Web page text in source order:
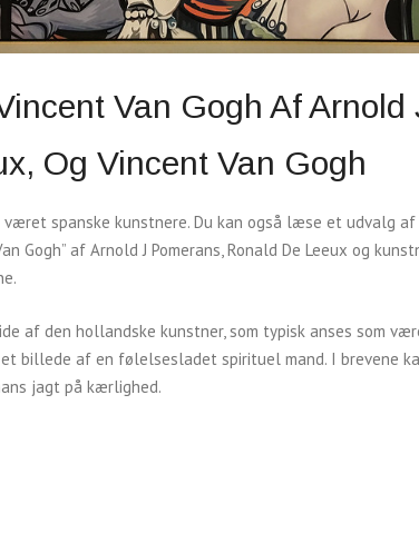
Van Gogh Af Arnold
Og Vincent Van Gogh
været spanske kunstnere. Du kan også læse et udvalg af
Gogh” af Arnold J Pomerans, Ronald De Leeux og
af den hollandske kunstner, som typisk anses som
et billede af en følelsesladet spirituel mand. I brevene
jagt på kærlighed.